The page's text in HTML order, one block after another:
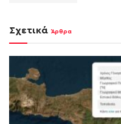
Σχετικά Άρθρα